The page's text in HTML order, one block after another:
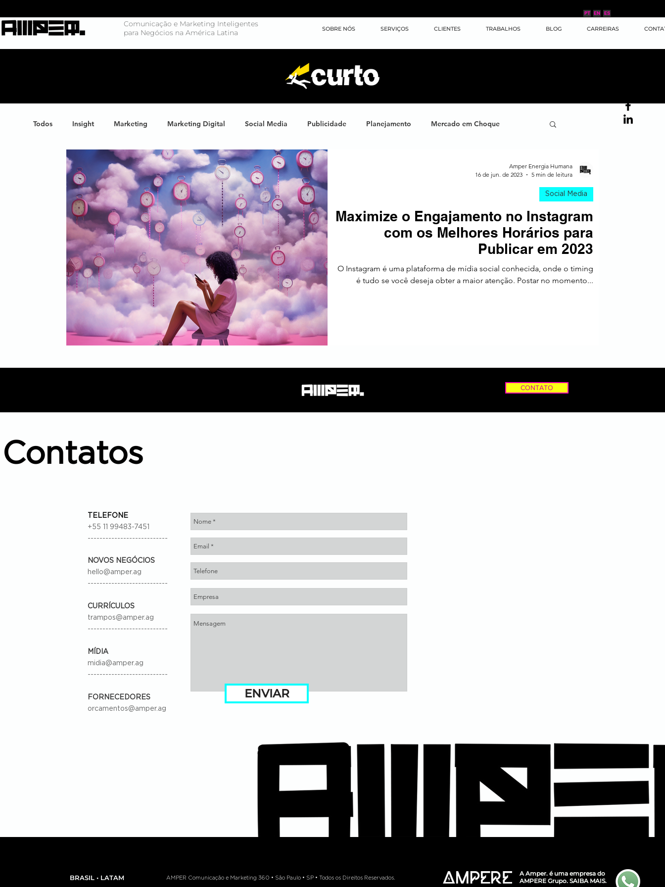
Comunicação e Marketing Inteligentes
para Negócios na América Latina
ES
EN
PT
SOBRE NÓS SERVIÇOS CLIENTES TRABALHOS BLOG CARREIRAS
Todos Insight Marketing Marketing Digital Social Media Publicidade Planejamento Mercado em Choque
Negócios Branding Big Data Highlights Learning Brand XP Case de Sucesso
Marketing de Conteúdo Inteligência Artificial Endomarketing Marketing Esportivo
Mídia Inbound Marketing B2B Eventos Estratégia Tendências
Maximize o Engajamento no Instagram
com os Melhores Horários para
Publicar em 2023
O Instagram é uma plataforma de mídia social conhecida, onde o timing
é tudo se você deseja obter a maior atenção. Postar no momento...
Social Media
Amper Energia Humana
16 de jun. de 2023
5 min de leitura
CONTATO
Contatos
TELEFONE
+55 11 99483-7451
---------------------------
NOVOS NEGÓCIOS
hello@amper.ag
---------------------------
CURRÍCULOS
trampos@amper.ag
---------------------------
MÍDIA
midia@amper.ag
---------------------------
FORNECEDORES
orcamentos@amper.ag
ENVIAR
BRASIL • LATAM AMPER Comunicação e Marketing 360 • São Paulo • SP • Todos os Direitos Reservados.
A Amper. é uma empresa do
AMPERE Grupo. SAIBA MAIS.